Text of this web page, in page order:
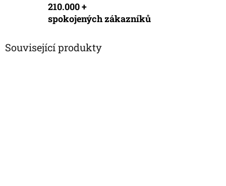
210.000 +
spokojených zákazníků
Související produkty